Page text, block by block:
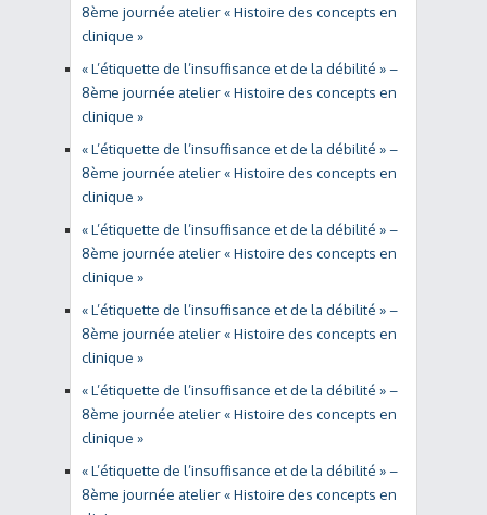
8ème journée atelier « Histoire des concepts en
clinique »
« L’étiquette de l’insuffisance et de la débilité » –
8ème journée atelier « Histoire des concepts en
clinique »
« L’étiquette de l’insuffisance et de la débilité » –
8ème journée atelier « Histoire des concepts en
clinique »
« L’étiquette de l’insuffisance et de la débilité » –
8ème journée atelier « Histoire des concepts en
clinique »
« L’étiquette de l’insuffisance et de la débilité » –
8ème journée atelier « Histoire des concepts en
clinique »
« L’étiquette de l’insuffisance et de la débilité » –
8ème journée atelier « Histoire des concepts en
clinique »
« L’étiquette de l’insuffisance et de la débilité » –
8ème journée atelier « Histoire des concepts en